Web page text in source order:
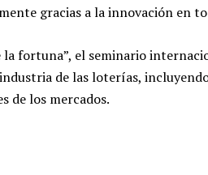
gracias a la innovación en
la fortuna”, el seminario
de las loterías,
de los mercados.